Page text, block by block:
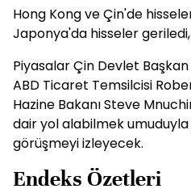
Hong Kong ve Çin'de
Japonya'da hisseler
Piyasalar Çin Devlet Başkan
ABD Ticaret Temsilcisi
Hazine Bakanı Steve
dair yol alabilmek
görüşmeyi izleyecek.
Endeks Özetleri